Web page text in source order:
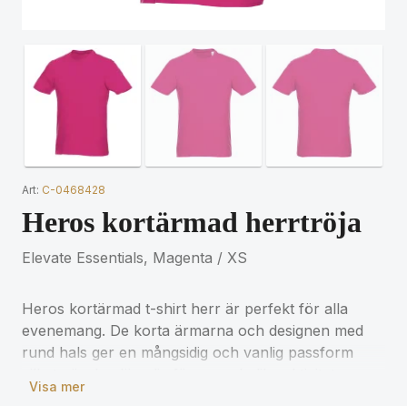
Art: C-0468428
Heros kortärmad herrtröja
Elevate Essentials, Magenta / XS
Heros kortärmad t-shirt herr är perfekt för alla
evenemang. De korta ärmarna och designen med
rund hals ger en mångsidig och vanlig passform
Tillverkad av 150 g/m² bomull är den lätt och
Visa mer